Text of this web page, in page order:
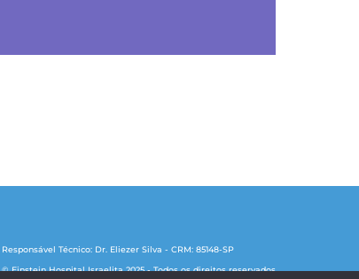
Responsável Técnico: Dr. Eliezer Silva - CRM: 85148-SP
© Einstein Hospital Israelita 2025 - Todos os direitos reservados